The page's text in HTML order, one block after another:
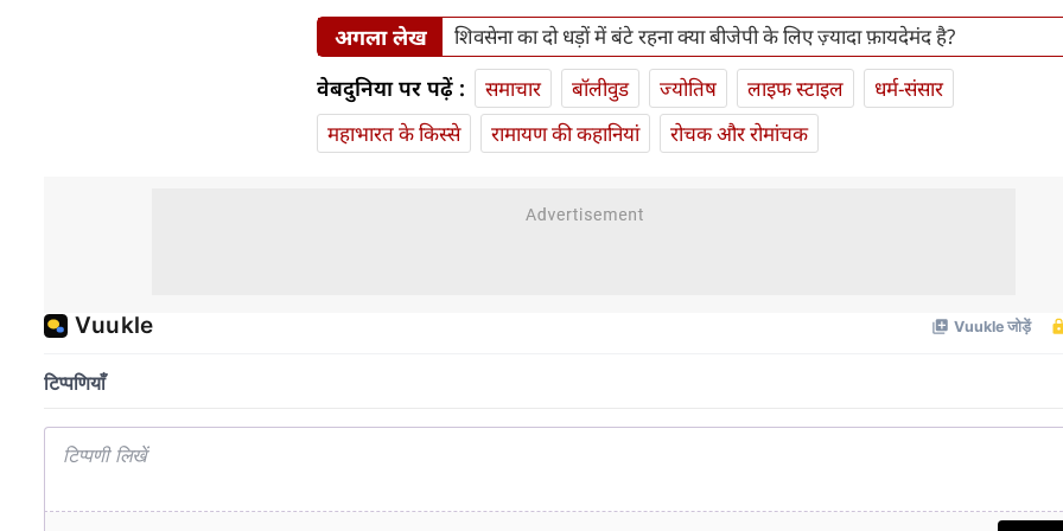
अगला लेख शिवसेना का दो धड़ों में बंटे रहना क्या बीजेपी के लिए ज़्यादा फ़ायदेमंद है?
वेबदुनिया पर पढ़ें : समाचार बॉलीवुड ज्योतिष लाइफ स्‍टाइल
धर्म-संसार
महाभारत के किस्से
रामायण की कहानियां रोचक और रोमांचक